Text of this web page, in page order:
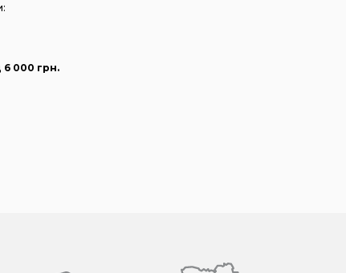
6 000 грн.